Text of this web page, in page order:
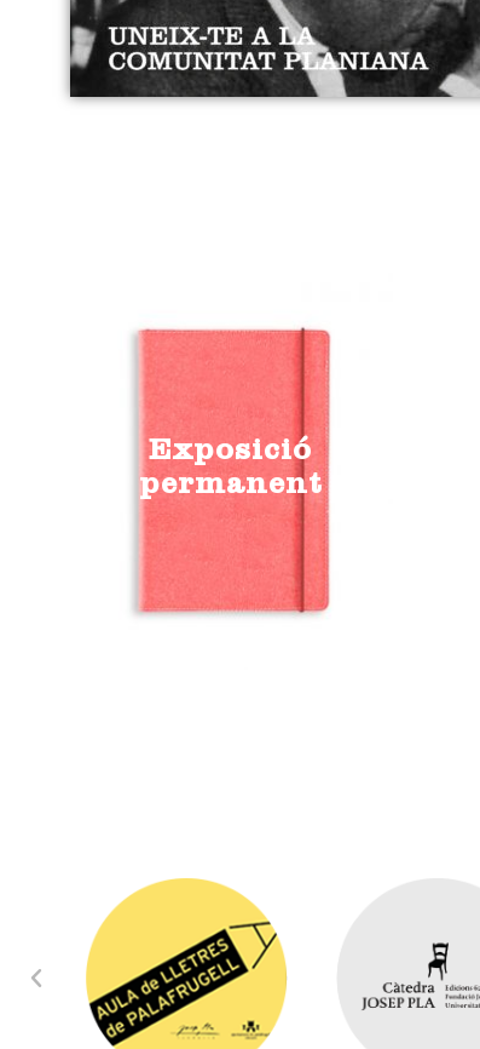
Exposició
permanent